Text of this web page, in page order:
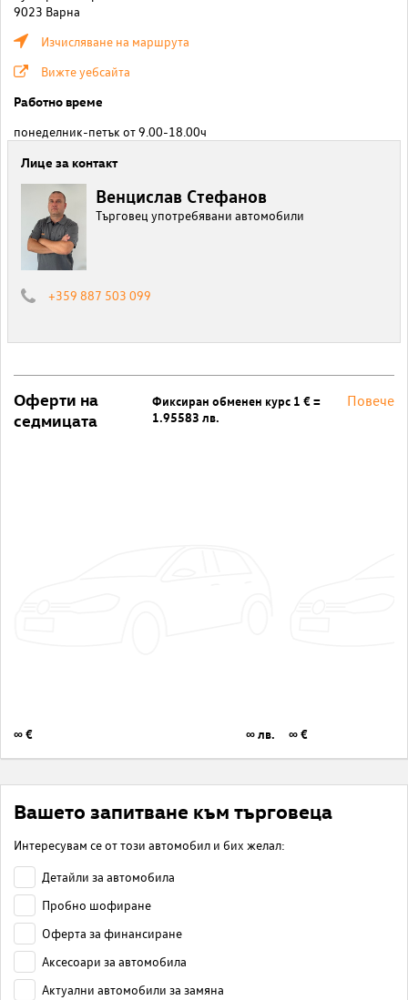
9023 Варна
Изчисляване на маршрута
Вижте уебсайта
Работно време
понеделник-петък от 9.00-18.00ч
Лице за контакт
Венцислав Стефанов
Търговец употребявани автомобили
+359 887 503 099
Оферти на
седмицата
Фиксиран обменен курс 1 € =
1.95583 лв.
Повече
∞ € ∞ лв. ∞ €
Вашето запитване към търговеца
Интересувам се от този автомобил и бих желал:
Детайли за автомобила
Пробно шофиране
Оферта за финансиране
Аксесоари за автомобила
Актуални автомобили за замяна